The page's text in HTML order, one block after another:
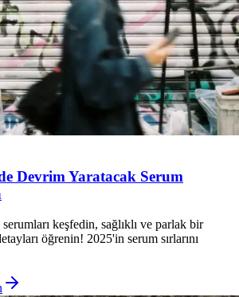
Devrim Yaratacak Serum
keşfedin, sağlıklı ve parlak bir
öğrenin! 2025'in serum sırlarını